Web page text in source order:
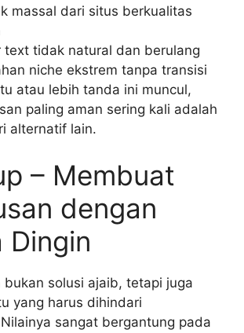
massal dari situs berkualitas
text tidak natural dan berulang
niche ekstrem tanpa transisi
atau lebih tanda ini muncul,
paling aman sering kali adalah
alternatif lain.
– Membuat
dengan
Dingin
solusi ajaib, tetapi juga
yang harus dihindari
sangat bergantung pada